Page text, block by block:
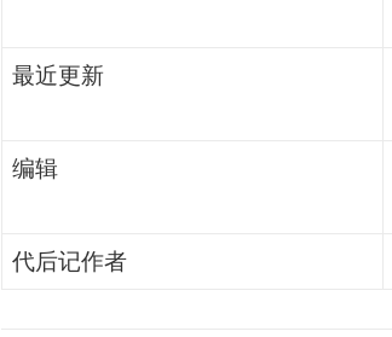
最近更新
编辑
代后记作者